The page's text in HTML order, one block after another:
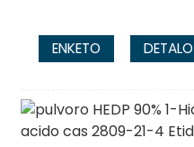
ENKETO DETALO